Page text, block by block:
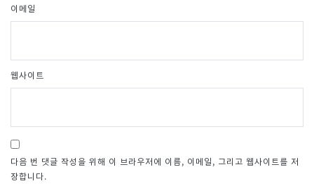
이메일
웹사이트
다음 번 댓글 작성을 위해 이 브라우저에 이름, 이메일, 그리고 웹사이트를 저
장합니다.